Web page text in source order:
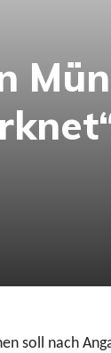
soll nach